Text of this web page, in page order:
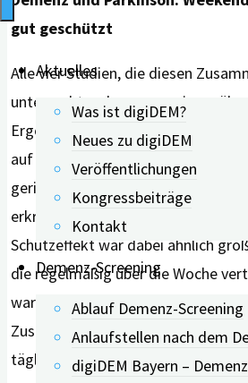
Aktuelles
Was ist digiDEM?
Neues zu digiDEM
Veröffentlichungen
Kongressbeiträge
Kontakt
Demenz-Screening
Ablauf Demenz-Screening
Anlaufstellen nach dem
digiDEM Bayern –
gut geschützt
Alle vier Studien, die diesen
untersuchten, kamen zu einem
Ergebnis: Menschen, die ihre
auf ein oder zwei Tage
geringeres Risiko, an Demenz oder
erkranken, als Menschen, die sich
Schutzeffekt war dabei ähnlich
die regelmäßig über die Woche
waren. Eine Studie zeigte zudem,
Zusammenhang besonders bei
täglichen Sitzzeiten ausgeprägt